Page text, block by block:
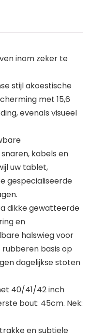
inom zeker te
stijl akoestische
met 15,6
evenals visueel
kabels en
uw tablet,
gespecialiseerde
dikke gewatteerde
en
halswieg voor
basis op
dagelijkse stoten
40/41/42 inch
bout: 45cm. Nek:
en subtiele